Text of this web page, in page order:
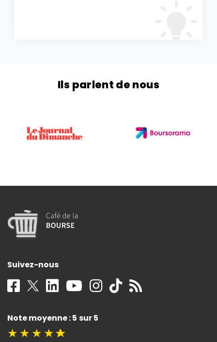
Ils parlent de nous
Suivez-nous
Note moyenne : 5 sur 5
★ ★ ★ ★★